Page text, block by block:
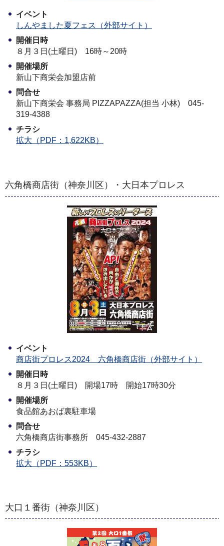
イベント
しんやました夏フェス（外部サイト）
開催日時
８月３日(土曜日) 16時～20時
開催場所
新山下商栄会加盟店前
問合せ
新山下商栄会 事務局 PIZZAPAZZA(担当 小林) 045-
319-4388
チラシ
拡大（PDF：1,622KB）
六角橋商店街（神奈川区）・大日本プロレス
イベント
商店街プロレス2024 六角橋商店街（外部サイト）
開催日時
８月３日(土曜日) 開場17時 開始17時30分
開催場所
食品館あおば裏駐車場
問合せ
六角橋商店街事務所 045-432-2887
チラシ
拡大（PDF：553KB）
大口１番街（神奈川区）